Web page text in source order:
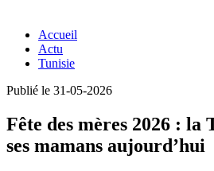
Accueil
Actu
Tunisie
Publié le 31-05-2026
Fête des mères 2026 : la
ses mamans aujourd’hui